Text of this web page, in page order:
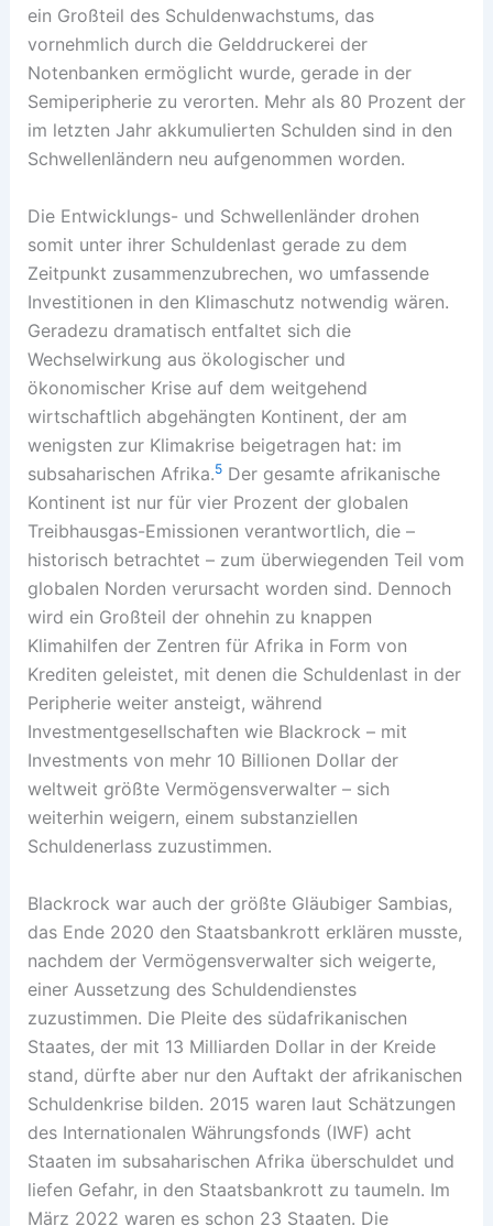
ein Großteil des Schuldenwachstums, das
vornehmlich durch die Gelddruckerei der
Notenbanken ermöglicht wurde, gerade in der
Semiperipherie zu verorten. Mehr als 80 Prozent der
im letzten Jahr akkumulierten Schulden sind in den
Schwellenländern neu aufgenommen worden.
Die Entwicklungs- und Schwellenländer drohen
somit unter ihrer Schuldenlast gerade zu dem
Zeitpunkt zusammenzubrechen, wo umfassende
Investitionen in den Klimaschutz notwendig wären.
Geradezu dramatisch entfaltet sich die
Wechselwirkung aus ökologischer und
ökonomischer Krise auf dem weitgehend
wirtschaftlich abgehängten Kontinent, der am
wenigsten zur Klimakrise beigetragen hat: im
subsaharischen Afrika.5Der gesamte afrikanische
Kontinent ist nur für vier Prozent der globalen
Treibhausgas-Emissionen verantwortlich, die –
historisch betrachtet – zum überwiegenden Teil vom
globalen Norden verursacht worden sind. Dennoch
wird ein Großteil der ohnehin zu knappen
Klimahilfen der Zentren für Afrika in Form von
Krediten geleistet, mit denen die Schuldenlast in der
Peripherie weiter ansteigt, während
Investmentgesellschaften wie Blackrock – mit
Investments von mehr 10 Billionen Dollar der
weltweit größte Vermögensverwalter – sich
weiterhin weigern, einem substanziellen
Schuldenerlass zuzustimmen.
Blackrock war auch der größte Gläubiger Sambias,
das Ende 2020 den Staatsbankrott erklären musste,
nachdem der Vermögensverwalter sich weigerte,
einer Aussetzung des Schuldendienstes
zuzustimmen. Die Pleite des südafrikanischen
Staates, der mit 13 Milliarden Dollar in der Kreide
stand, dürfte aber nur den Auftakt der afrikanischen
Schuldenkrise bilden. 2015 waren laut Schätzungen
des Internationalen Währungsfonds (IWF) acht
Staaten im subsaharischen Afrika überschuldet und
liefen Gefahr, in den Staatsbankrott zu taumeln. Im
März 2022 waren es schon 23 Staaten. Die